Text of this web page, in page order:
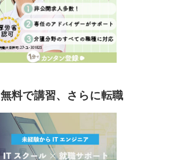
無料で講習、さらに転職